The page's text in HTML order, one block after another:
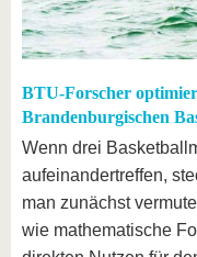
BTU-Forscher
Brandenburgischen
Wenn drei
aufeinandertreffen,
man zunächst
wie mathematische